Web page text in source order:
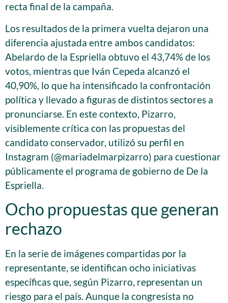
recta final de la campaña.
Los resultados de la primera vuelta dejaron una
diferencia ajustada entre ambos candidatos:
Abelardo de la Espriella obtuvo el 43,74% de los
votos, mientras que Iván Cepeda alcanzó el
40,90%, lo que ha intensificado la confrontación
política y llevado a figuras de distintos sectores a
pronunciarse. En este contexto, Pizarro,
visiblemente crítica con las propuestas del
candidato conservador, utilizó su perfil en
Instagram (@mariadelmarpizarro) para cuestionar
públicamente el programa de gobierno de De la
Espriella.
Ocho propuestas que generan
rechazo
En la serie de imágenes compartidas por la
representante, se identifican ocho iniciativas
específicas que, según Pizarro, representan un
riesgo para el país. Aunque la congresista no